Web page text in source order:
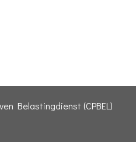
Belastingdienst (CPBEL)